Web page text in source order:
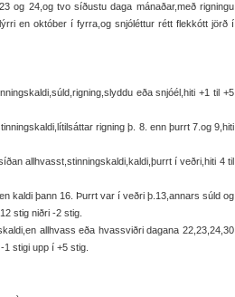
og 24,og tvo síðustu daga mánaðar,með rigningu
en október í fyrra,og snjóléttur rétt flekkótt jörð í
eða snjóél,hiti +1 til +5
rigning þ. 8. enn þurrt 7.og 9,hiti
allhvasst,stinningskaldi,kaldi,þurrt í veðri,hiti 4 til
kaldi þann 16. Þurrt var í veðri þ.13,annars súld og
stig niðri -2 stig.
allhvass eða hvassviðri dagana 22,23,24,30
stigi upp í +5 stig.